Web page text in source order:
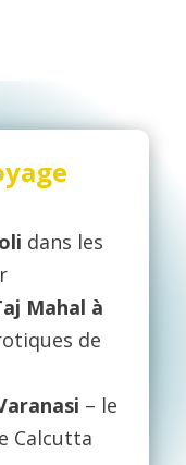
dans les
Mahal à
de
– le
Calcutta